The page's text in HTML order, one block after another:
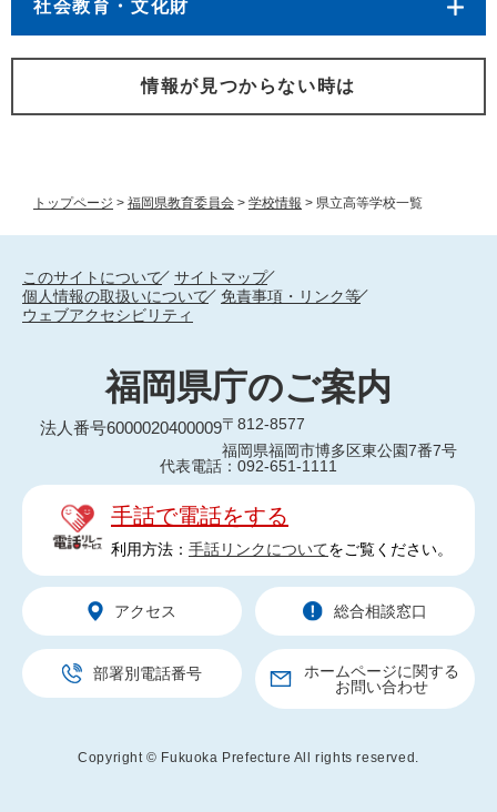
トップページ > 福岡県教育委員会 > 学校情報 > 県立高等学校一覧
社会教育・文化財
情報が見つからない時は
このサイトについて
サイトマップ
個人情報の取扱いについて
免責事項・リンク等
ウェブアクセシビリティ
福岡県庁のご案内
法人番号6000020400009〒812-8577
福岡県福岡市博多区東公園7番7号
代表電話：092-651-1111
手話で電話をする
利用方法： 手話リンクについてをご覧ください。
アクセス 総合相談窓口
部署別電話番号
ホームページに関する
お問い合わせ
Copyright © Fukuoka Prefecture All rights reserved.